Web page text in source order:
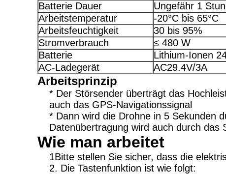
Batterie Dauer
Ungefähr 1
Arbeitstemperatur
-20°C bis 65°C
Arbeitsfeuchtigkeit
30 bis 95%
Stromverbrauch
≤ 480 W
Batterie
Lithium-Ionen
AC-Ladegerät
AC29.4V/3A
Arbeitsprinzip
* Der Störsender überträgt das
auch das GPS-Navigationssignal
* Dann wird die Drohne in 5 Sekunden
Datenübertragung wird auch durch das
Wie man arbeitet
1Bitte stellen Sie sicher, dass die
2. Die Tastenfunktion ist wie folgt: